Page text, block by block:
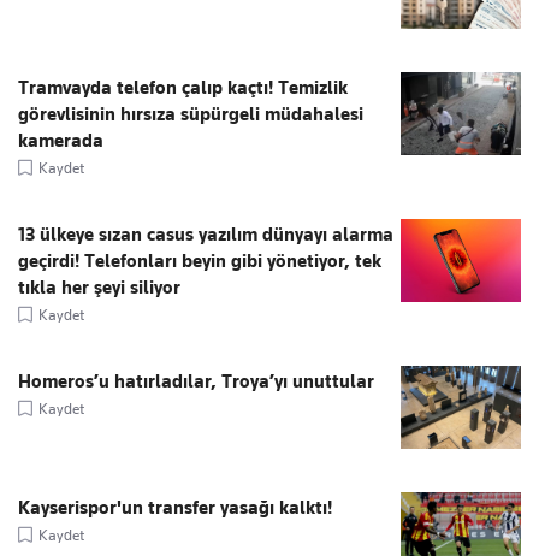
Tramvayda telefon çalıp kaçtı! Temizlik
görevlisinin hırsıza süpürgeli müdahalesi
kamerada
Kaydet
13 ülkeye sızan casus yazılım dünyayı alarma
geçirdi! Telefonları beyin gibi yönetiyor, tek
tıkla her şeyi siliyor
Kaydet
Homeros’u hatırladılar, Troya’yı unuttular
Kaydet
Kayserispor'un transfer yasağı kalktı!
Kaydet